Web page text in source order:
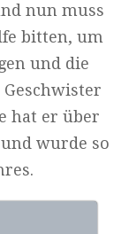
nun muss
bitten, um
und die
hat er über
wurde so